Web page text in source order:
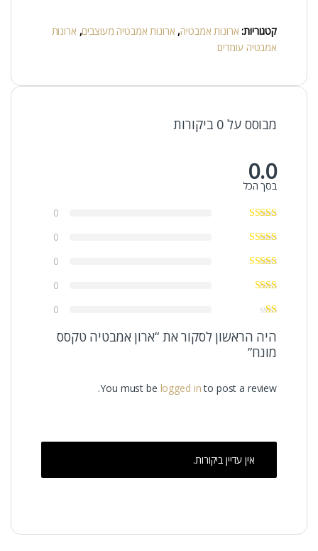
קטגוריות: ארונות אמבטיה, ארונות אמבטיה מעוצבים, ארונות
אמבטיה עומדים
מבוסס על 0 ביקורות
0.0
בסך הכל
0
0
0
0
0
היה הראשון לסקור את “ארון אמבטיה טקסס
מונח”
You must be logged into post a review.
אין עדיין ביקורות.